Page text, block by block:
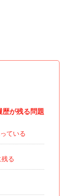
が残る問題
ている
る